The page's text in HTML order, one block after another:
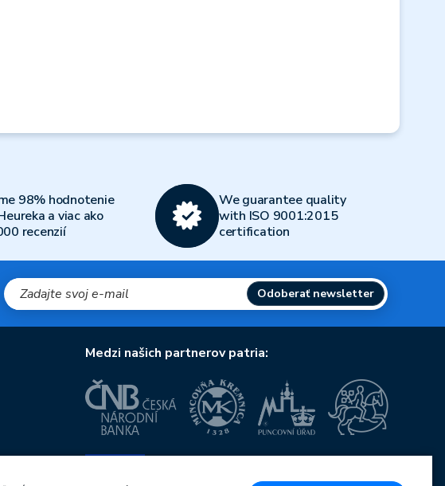
98% hodnotenie
a viac ako
recenzií
We guarantee quality
with ISO 9001:2015
certification
Odoberať newsletter
Medzi našich partnerov patria: